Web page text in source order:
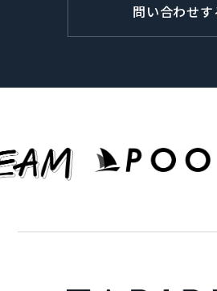
問い合わせす